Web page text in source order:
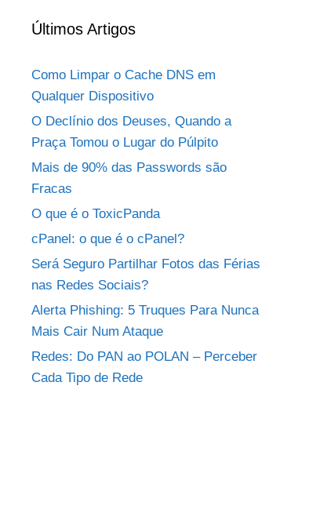
Últimos Artigos
Como Limpar o Cache DNS em
Qualquer Dispositivo
O Declínio dos Deuses, Quando a
Praça Tomou o Lugar do Púlpito
Mais de 90% das Passwords são
Fracas
O que é o ToxicPanda
cPanel: o que é o cPanel?
Será Seguro Partilhar Fotos das Férias
nas Redes Sociais?
Alerta Phishing: 5 Truques Para Nunca
Mais Cair Num Ataque
Redes: Do PAN ao POLAN – Perceber
Cada Tipo de Rede